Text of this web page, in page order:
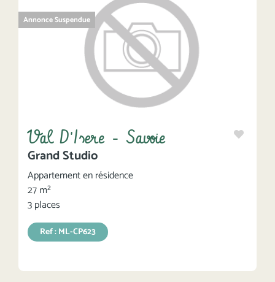
Annonce Suspendue
Val D'Isere - Savoie
Grand Studio
Appartement en résidence
27 m²
3 places
Ref : ML-CP623